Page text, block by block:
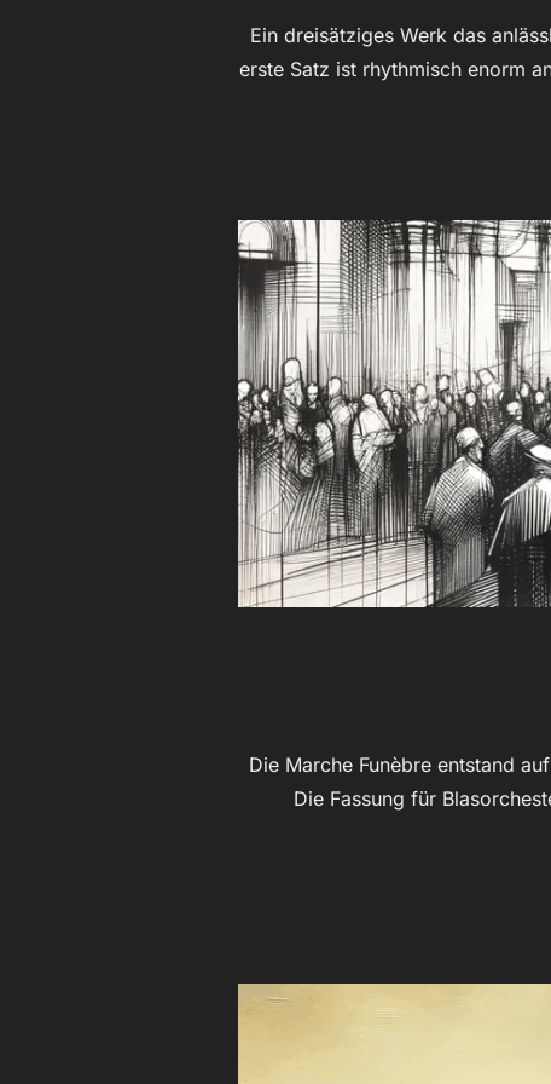
Ein dreisätziges Werk das
erste Satz ist rhythmisch enorm
Die Marche Funèbre entstand
Die Fassung für